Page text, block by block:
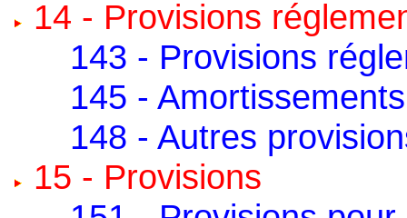
14 - Provisions
143 - Provisions
145 -
148 - Autres
15 - Provisions